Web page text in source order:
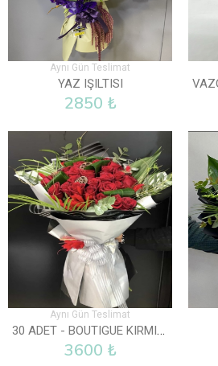
Aynı Gün Teslimat
YAZ IŞILTISI
2850 ₺
Aynı Gün Teslimat
30 ADET - BOUTIGUE KIRMIZI GÜL BUKETI
3600 ₺